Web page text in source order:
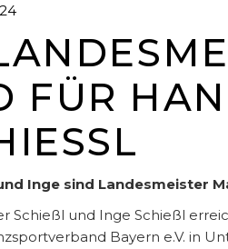
FÜR
Inge sind Landesmeister
Schießl und Inge Schießl
Bayern e.V. in